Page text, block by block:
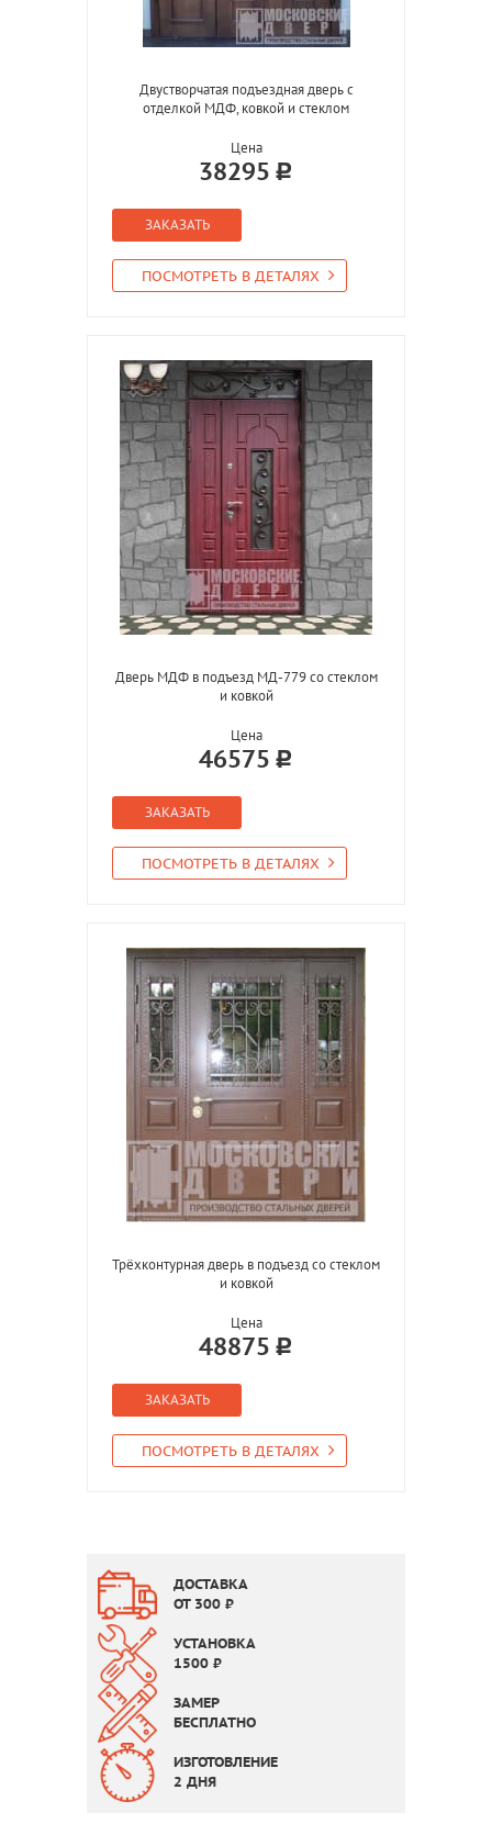
Двустворчатая подъездная дверь с
отделкой МДФ, ковкой и стеклом
Цена
38295
ЗАКАЗАТЬ
ПОСМОТРЕТЬ В ДЕТАЛЯХ
Дверь МДФ в подъезд МД-779 со стеклом
и ковкой
Цена
46575
ЗАКАЗАТЬ
ПОСМОТРЕТЬ В ДЕТАЛЯХ
Трёхконтурная дверь в подъезд со стеклом
и ковкой
Цена
48875
ЗАКАЗАТЬ
ПОСМОТРЕТЬ В ДЕТАЛЯХ
ДОСТАВКА
ОТ 300 ₽
УСТАНОВКА
1500 ₽
ЗАМЕР
БЕСПЛАТНО
ИЗГОТОВЛЕНИЕ
2 ДНЯ